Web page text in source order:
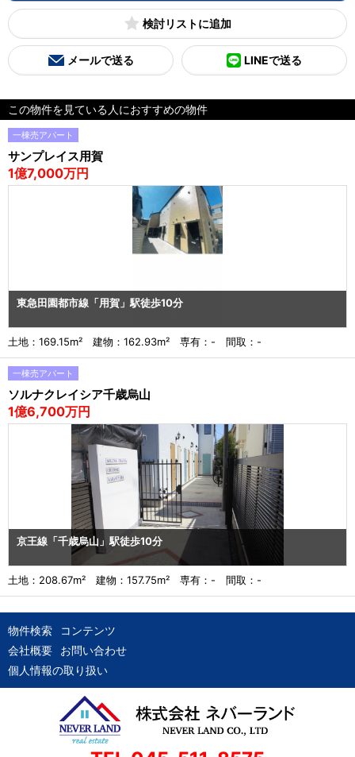
検討リスト
メールで送る LINEで送る
この物件を見ている人におすすめの物件
一棟売アパート
サンプレイス用賀
1億7,000万円
東急田園都市線「用賀」駅徒歩10分
土地：169.15m² 建物：162.93m² 専有：- 間取：-
一棟売アパート
ソルナクレイシア千歳烏山
1億6,700万円
京王線「千歳烏山」駅徒歩10分
土地：208.67m² 建物：157.75m² 専有：- 間取：-
物件検索
コンテンツ
会社概要
お問い合わせ
個人情報の取り扱い